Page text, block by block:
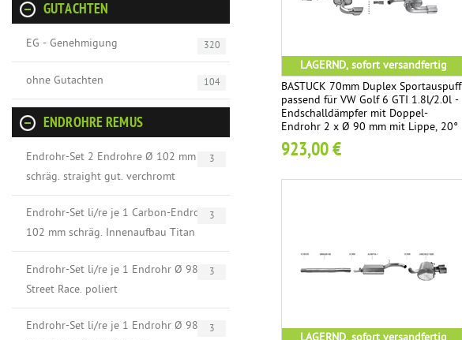
GUTACHTEN
EG - Genehmigung 320
ohne Gutachten 104
ENDROHRE REMUS
Endrohr-Set 2 Endrohre Ø 102 mm
schräg. straight gut. verchromt
3
Endrohr-Set li/re je 1 Carbon-Endrohr Ø
102 mm schräg. Innenaufbau Titan
3
Endrohr-Set li/re je 1 Endrohr Ø 98 mm
Street Race. poliert
3
Endrohr-Set li/re je 1 Endrohr Ø 98 mm
3
LAGERND, sofort versandfertig
BASTUCK 70mm Duplex Sportauspuff
passend für VW Golf 6 GTI 1.8l/2.0l -
Endschalldämpfer mit Doppel-
Endrohr 2 x Ø 90 mm mit Lippe, 20°
schräg geschnitten
923,00 €